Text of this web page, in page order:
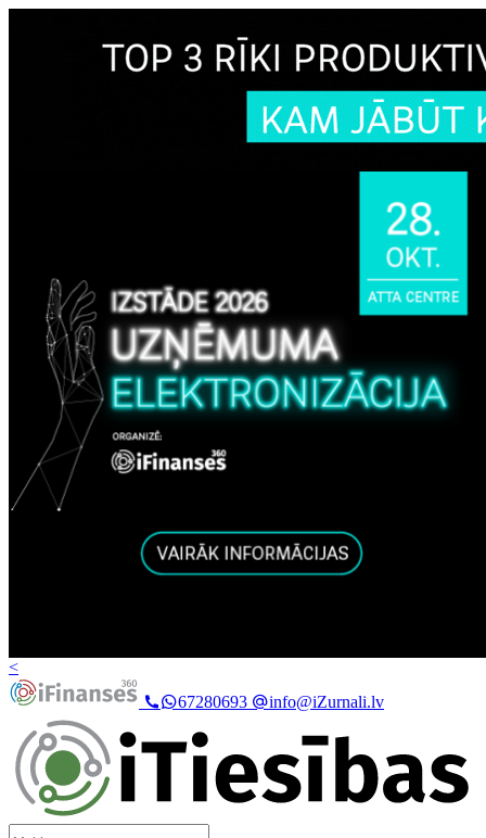
<
67280693
info@iZurnali.lv